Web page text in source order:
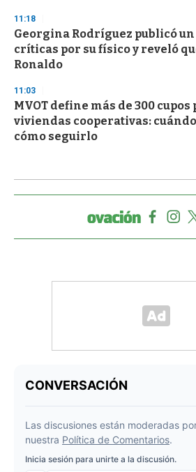
11:18
Georgina Rodríguez publicó
críticas por su físico y reveló
Ronaldo
11:03
MVOT define más de 300
viviendas cooperativas:
cómo seguirlo